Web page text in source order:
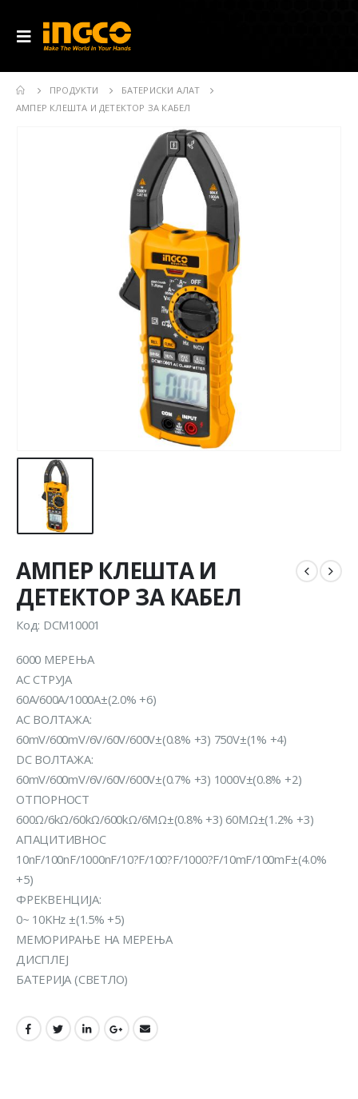
ПРОДУКТИ
БАТЕРИСКИ АЛАТ
АМПЕР КЛЕШТА И ДЕТЕКТОР ЗА КАБЕЛ
АМПЕР КЛЕШТА И
ДЕТЕКТОР ЗА КАБЕЛ
Код: DCM10001
6000 МЕРЕЊА
AC СТРУЈА
60A/600A/1000A±(2.0% +6)
AC ВОЛТАЖА:
60mV/600mV/6V/60V/600V±(0.8% +3) 750V±(1% +4)
DC ВОЛТАЖА:
60mV/600mV/6V/60V/600V±(0.7% +3) 1000V±(0.8% +2)
ОТПОРНОСТ
600Ω/6kΩ/60kΩ/600kΩ/6MΩ±(0.8% +3) 60MΩ±(1.2% +3)
АПАЦИТИВНОС
10nF/100nF/1000nF/10?F/100?F/1000?F/10mF/100mF±(4.0%
+5)
ФРЕКВЕНЦИЈА:
0~ 10KHz ±(1.5% +5)
МЕМОРИРАЊЕ НА МЕРЕЊА
ДИСПЛЕЈ
БАТЕРИЈА (СВЕТЛО)